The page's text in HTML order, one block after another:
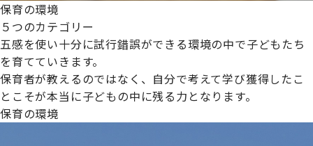
保育の環境
５つのカテゴリー
五感を使い十分に試行錯誤ができる環境の中で子どもたち
を育てていきます。
保育者が教えるのではなく、自分で考えて学び獲得したこ
とこそが本当に子どもの中に残る力となります。
保育の環境